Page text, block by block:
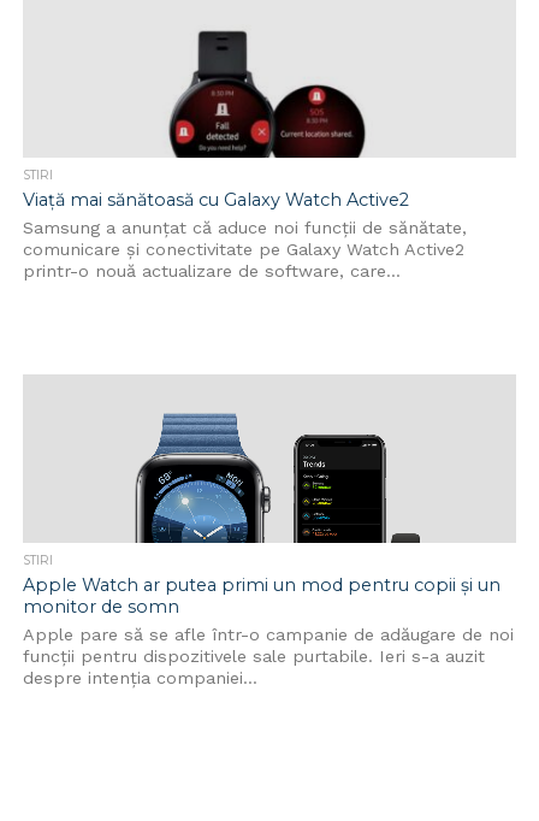
STIRI
Viață mai sănătoasă cu Galaxy Watch Active2
Samsung a anunțat că aduce noi funcții de sănătate,
comunicare și conectivitate pe Galaxy Watch Active2
printr-o nouă actualizare de software, care...
STIRI
Apple Watch ar putea primi un mod pentru copii și un
monitor de somn
Apple pare să se afle într-o campanie de adăugare de noi
funcții pentru dispozitivele sale purtabile. Ieri s-a auzit
despre intenția companiei...